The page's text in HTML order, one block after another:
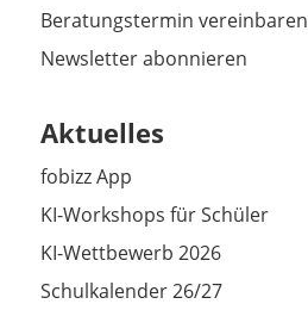
Beratungstermin vereinbaren
Newsletter abonnieren
Aktuelles
fobizz App
KI-Workshops für Schüler
KI-Wettbewerb 2026
Schulkalender 26/27